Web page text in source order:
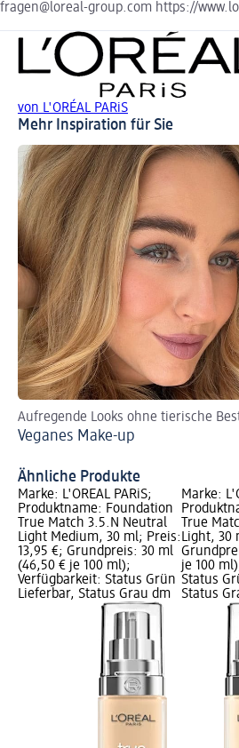
fragen@loreal-group.com https://
von L'ORÉAL PARiS
Mehr Inspiration für Sie
Aufregende Looks ohne tierische
Veganes Make-up
Ähnliche Produkte
Marke: L'ORÉAL PARiS;
Produktname: Foundation
True Match 3.5.N Neutral
Light Medium, 30 ml; Preis:
13,95 €; Grundpreis: 30 ml
(46,50 € je 100 ml);
Verfügbarkeit: Status Grün
Lieferbar, Status Grau dm
Marke:
True
Light, 30
je 100
Status
Status